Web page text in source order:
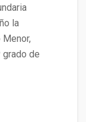
la
grado de